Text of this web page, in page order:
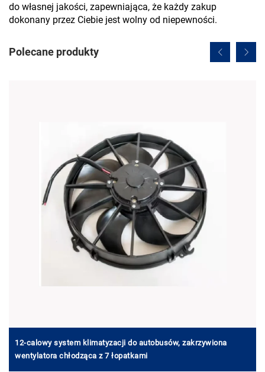
do własnej jakości, zapewniająca, że każdy zakup
dokonany przez Ciebie jest wolny od niepewności.
Polecane produkty
12-calowy system klimatyzacji do autobusów, zakrzywiona
wentylatora chłodząca z 7 łopatkami